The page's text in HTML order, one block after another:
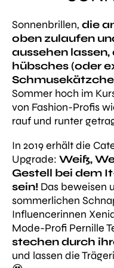
Sonnenbrillen, die
oben zulaufen
aussehen lassen,
hübsches (oder
Sommer hoch im
von Fashion-Profis
rauf und runter
In 2019 erhält die
Upgrade: Weiß,
Gestell bei dem
sein! Das beweisen
sommerlichen
Influencerinnen
Mode-Profi Pernille
stechen durch
und lassen die